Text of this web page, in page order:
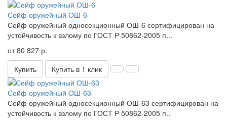
Сейф оружейный ОШ-6
Сейф оружейный односекционный ОШ-6 сертифицирован на
устойчивость к взлому по ГОСТ Р 50862-2005 п...
от 80 827 р.
Купить
Купить в 1 клик
Сейф оружейный ОШ-63
Сейф оружейный односекционный ОШ-63 сертифицирован на
устойчивость к взлому по ГОСТ Р 50862-2005 п..